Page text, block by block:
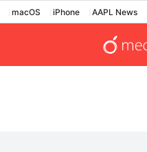
macOS iPhone AAPL News